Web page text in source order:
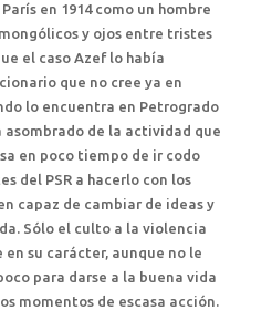
en 1914 como un hombre
y ojos entre tristes
el caso Azef lo había
que no cree ya en
lo encuentra en Petrogrado
asombrado de la actividad que
en poco tiempo de ir codo
del PSR a hacerlo con los
capaz de cambiar de ideas y
Sólo el culto a la violencia
su carácter, aunque no le
para darse a la buena vida
momentos de escasa acción.